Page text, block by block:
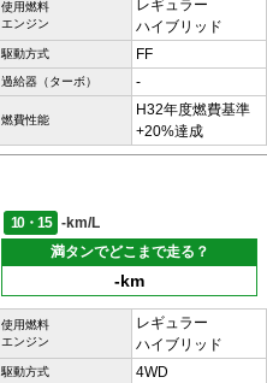
使用燃料
エンジン
レギュラー
ハイブリッド
駆動方式 FF
過給器（ターボ） -
燃費性能
H32年度燃費基準
+20%達成
10・15
-km/L
満タンでどこまで走る？
-km
使用燃料
エンジン
レギュラー
ハイブリッド
駆動方式 4WD